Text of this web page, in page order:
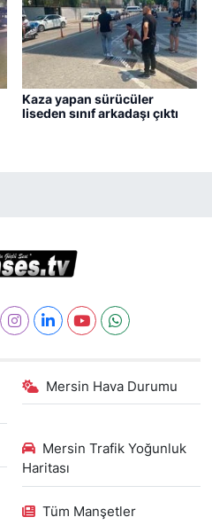
Kaza yapan sürücüler
liseden sınıf arkadaşı çıktı
Mersin Hava Durumu
Mersin Trafik Yoğunluk
Haritası
Tüm Manşetler